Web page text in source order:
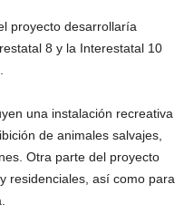
proyecto desarrollaría
8 y la Interestatal 10
una instalación recreativa
de animales salvajes,
Otra parte del proyecto
residenciales, así como para